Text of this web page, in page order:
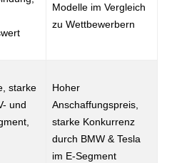
Modelle im Vergleich
zu Wettbewerbern
starke
und
Hoher
Anschaffungspreis,
starke Konkurrenz
durch BMW & Tesla
im E-Segment